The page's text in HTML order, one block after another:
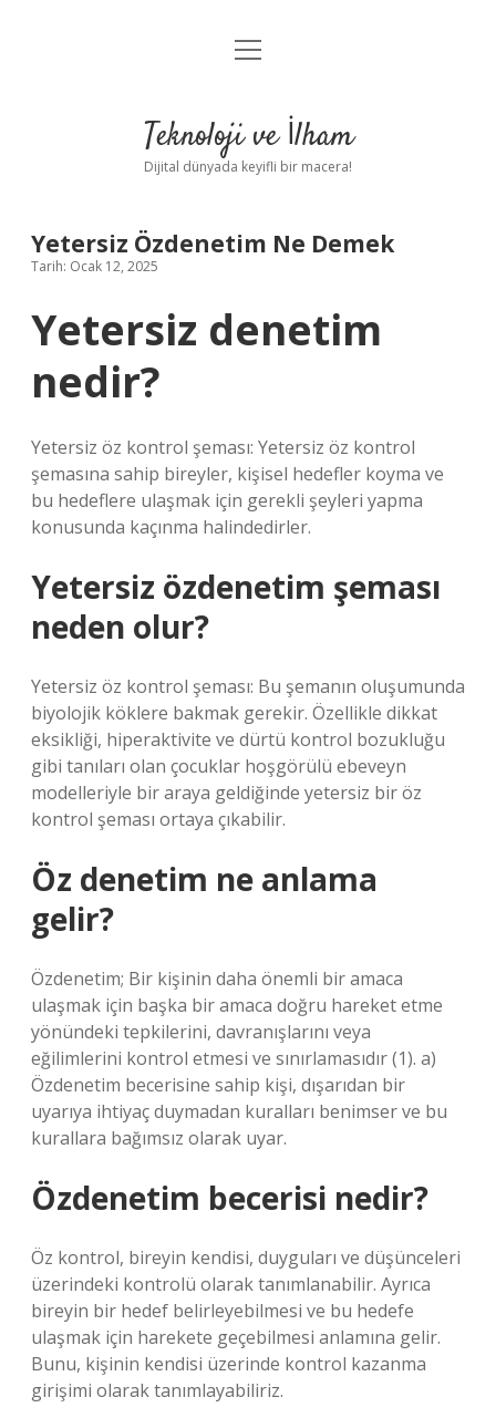
Anasayfa
Yasal Uyarı
menüyü
Teknoloji ve İlham
Dijital dünyada keyifli bir macera!
Yetersiz Özdenetim Ne Demek
Tarih: Ocak 12, 2025
Yetersiz denetim
nedir?
Yetersiz öz kontrol şeması: Yetersiz öz kontrol
şemasına sahip bireyler, kişisel hedefler koyma ve
bu hedeflere ulaşmak için gerekli şeyleri yapma
konusunda kaçınma halindedirler.
Yetersiz özdenetim şeması
neden olur?
Yetersiz öz kontrol şeması: Bu şemanın oluşumunda
biyolojik köklere bakmak gerekir. Özellikle dikkat
eksikliği, hiperaktivite ve dürtü kontrol bozukluğu
gibi tanıları olan çocuklar hoşgörülü ebeveyn
modelleriyle bir araya geldiğinde yetersiz bir öz
kontrol şeması ortaya çıkabilir.
Öz denetim ne anlama
gelir?
Özdenetim; Bir kişinin daha önemli bir amaca
ulaşmak için başka bir amaca doğru hareket etme
yönündeki tepkilerini, davranışlarını veya
eğilimlerini kontrol etmesi ve sınırlamasıdır (1). a)
Özdenetim becerisine sahip kişi, dışarıdan bir
uyarıya ihtiyaç duymadan kuralları benimser ve bu
kurallara bağımsız olarak uyar.
Özdenetim becerisi nedir?
Öz kontrol, bireyin kendisi, duyguları ve düşünceleri
üzerindeki kontrolü olarak tanımlanabilir. Ayrıca
bireyin bir hedef belirleyebilmesi ve bu hedefe
ulaşmak için harekete geçebilmesi anlamına gelir.
Bunu, kişinin kendisi üzerinde kontrol kazanma
girişimi olarak tanımlayabiliriz.